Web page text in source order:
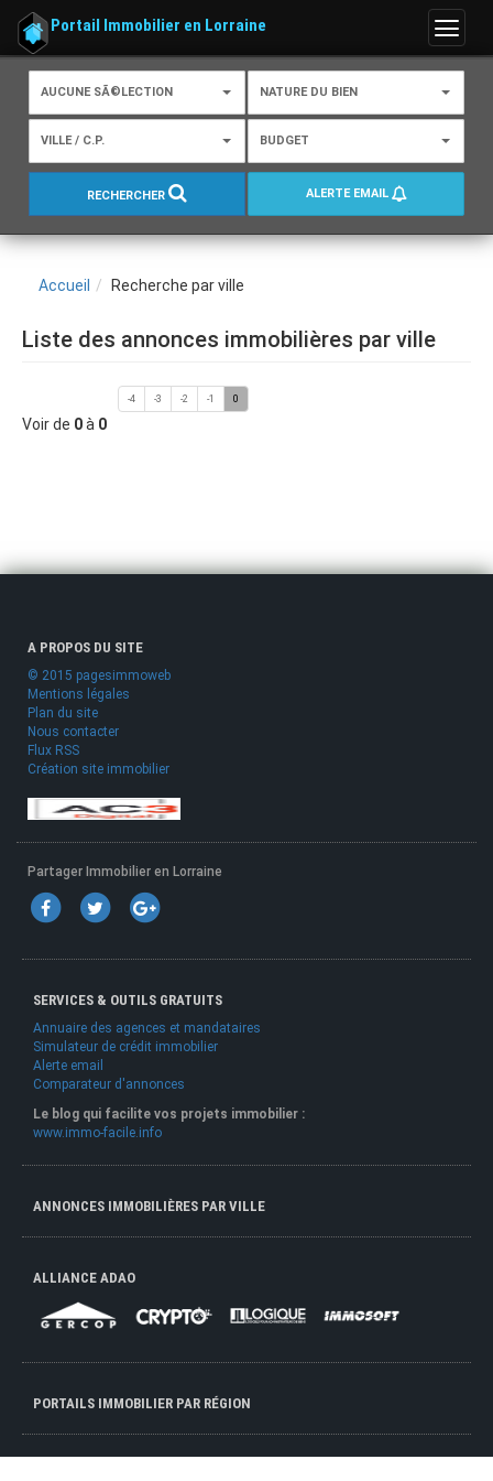
Menu
Portail Immobilier en Lorraine
AUCUNE SÃ©LECTION NATURE DU BIEN
VILLE / C.P. BUDGET
RECHERCHER ALERTE EMAIL
Accueil Recherche par ville
Liste des annonces immobilières par ville
Voir de 0à 0
-4 -3 -2 -1 0
A PROPOS DU SITE
© 2015 pagesimmoweb
Mentions légales
Plan du site
Nous contacter
Flux RSS
Création site immobilier
Partager Immobilier en Lorraine
SERVICES & OUTILS GRATUITS
Annuaire des agences et mandataires
Simulateur de crédit immobilier
Alerte email
Comparateur d'annonces
Le blog qui facilite vos projets immobilier :
www.immo-facile.info
ANNONCES IMMOBILIÈRES PAR VILLE
ALLIANCE ADAO
PORTAILS IMMOBILIER PAR RÉGION